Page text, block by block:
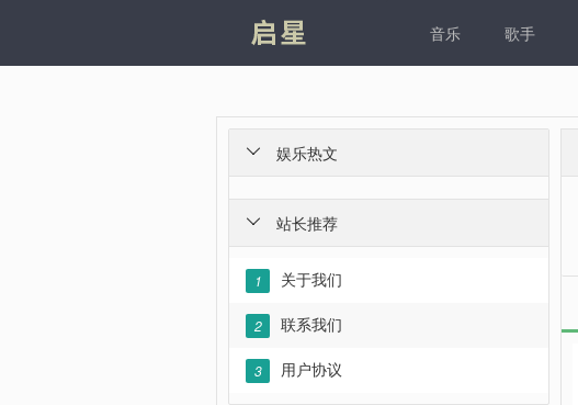
音乐
歌手
娱乐热文

站长推荐

1 关于我们
2 联系我们
3 用户协议